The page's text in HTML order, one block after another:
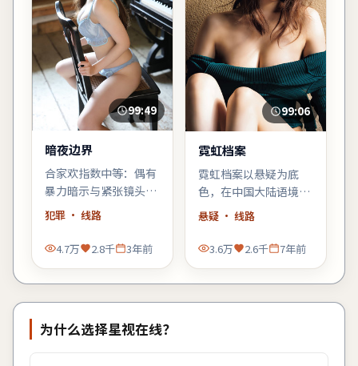
99:49
暗夜边界
合家欢指数中等：偶有
暴力暗示与紧张镜头，
家长可酌情陪同；青少
成长线。
犯罪· 线路
4.7万 2.8千 3年前
99:06
霓虹档案
霓虹档案以悬疑为底
色，在中国大陆语境里
铺陈悬念：当日常秩序
出现第一道裂缝，每个
人都必须重新选择立
悬疑 · 线路
3.6万 2.6千 7年前
为什么选择星视在线？